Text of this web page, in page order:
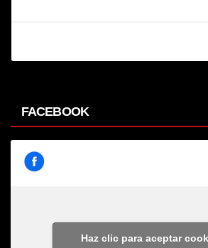
FACEBOOK
Haz clic para aceptar